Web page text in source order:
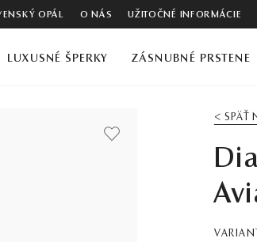
OPÁL O NÁS UŽITOČNÉ INFORMÁCIE
LUXUSNÉ ŠPERKY ZÁSNUBNÉ PRSTENE
< SPÄŤ